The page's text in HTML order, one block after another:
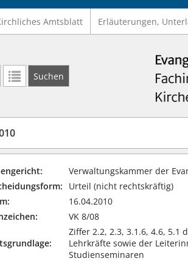
Amtsblatt Erläuterungen,
mit Platzhalter "*", Bsp. Pfarrer*, findet
Suchoperatoren finden Sie in unserer
Suchen
Verwaltungskammer der
Urteil (nicht rechtskräftig)
16.04.2010
VK 8/08
Ziffer 2.2, 2.3, 3.1.6, 4.6,
Lehrkräfte sowie der
Studienseminaren